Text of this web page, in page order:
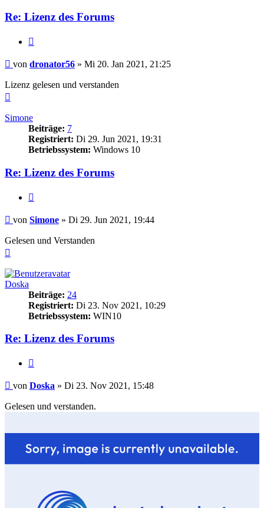
Re: Lizenz des Forums
Beitrag
von dronator56 » Mi 20. Jan 2021, 21:25
Lizenz gelesen und verstanden
Simone
Beiträge: 7
Registriert: Di 29. Jun 2021, 19:31
Betriebssystem: Windows 10
Re: Lizenz des Forums
Beitrag
von Simone » Di 29. Jun 2021, 19:44
Gelesen und Verstanden
Doska
Beiträge: 24
Registriert: Di 23. Nov 2021, 10:29
Betriebssystem: WIN10
Re: Lizenz des Forums
Beitrag
von Doska » Di 23. Nov 2021, 15:48
Gelesen und verstanden.